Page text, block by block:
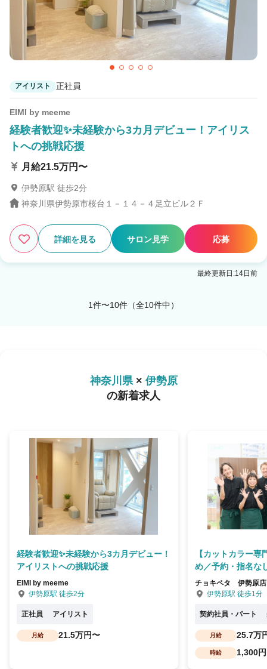
アイリスト 正社員
EIMI by meeme
経験者歓迎✨未経験から3カ月デビュー！アイリス
トへの挑戦応援
月給21.5万円〜
伊勢原駅 徒歩2分
神奈川県伊勢原市桜台１－１４－４足立ビル２Ｆ
詳細を見る サロン見学 応募
最終更新日:14日前
1件〜10件（全10件中）
神奈川県× 伊勢原
の新着求人
経験者歓迎✨未経験から3カ月デビュー！
アイリストへの挑戦応援
EIMI by meeme
伊勢原駅 徒歩2分
正社員 アイリスト
月給 21.5万円〜
【カットカラー
め／予約・指名な
チョキペタ 伊勢原店
伊勢原駅 徒歩1分
契約社員・パート
月給 25.7万
時給 1,300